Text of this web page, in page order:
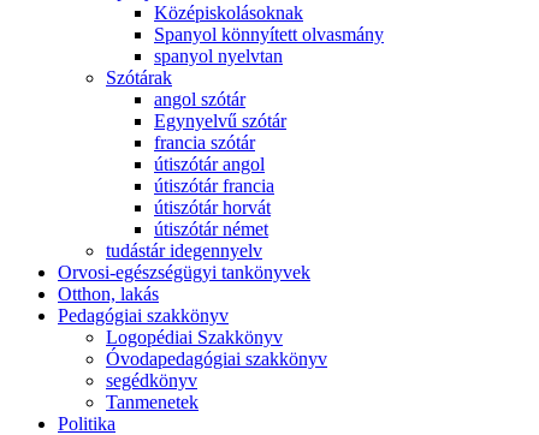
Középiskolásoknak
Spanyol könnyített olvasmány
spanyol nyelvtan
Szótárak
angol szótár
Egynyelvű szótár
francia szótár
útiszótár angol
útiszótár francia
útiszótár horvát
útiszótár német
tudástár idegennyelv
Orvosi-egészségügyi tankönyvek
Otthon, lakás
Pedagógiai szakkönyv
Logopédiai Szakkönyv
Óvodapedagógiai szakkönyv
segédkönyv
Tanmenetek
Politika